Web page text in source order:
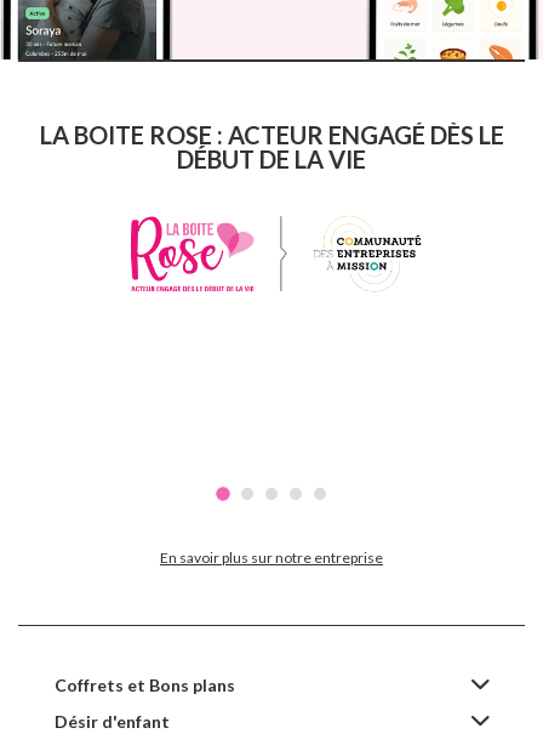
LA BOITE ROSE : ACTEUR ENGAGÉ DÈS LE
DÉBUT DE LA VIE
En savoir plus sur notre entreprise
Coffrets et Bons plans
Désir d'enfant